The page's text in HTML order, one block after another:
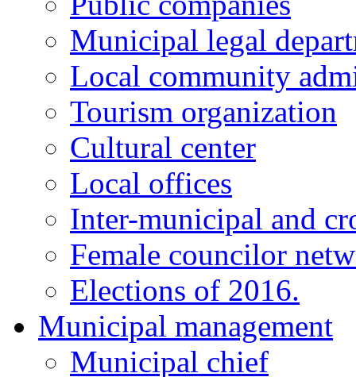
Municipal legal
Local community
Tourism organization
Cultural center
Local offices
Inter-municipal and
Female councilor
Elections of 2016.
Municipal management
Municipal chief